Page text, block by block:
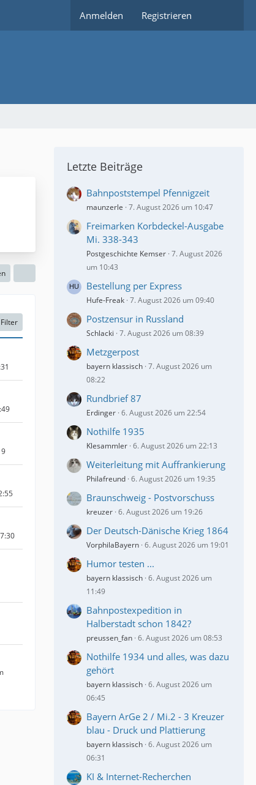
Anmelden Registrieren
Filter
Letzte Beiträge
Bahnpoststempel Pfennigzeit
maunzerle 7. August 2026 um 10:47
Freimarken Korbdeckel-Ausgabe
Mi. 338-343
Postgeschichte Kemser 7. August 2026
um 10:43
Bestellung per Express
Hufe-Freak 7. August 2026 um 09:40
Postzensur in Russland
Schlacki 7. August 2026 um 08:39
Metzgerpost
bayern klassisch 7. August 2026 um
08:22
Rundbrief 87
Erdinger 6. August 2026 um 22:54
Nothilfe 1935
Klesammler 6. August 2026 um 22:13
Weiterleitung mit Auffrankierung
Philafreund 6. August 2026 um 19:35
Braunschweig - Postvorschuss
kreuzer 6. August 2026 um 19:26
Der Deutsch-Dänische Krieg 1864
VorphilaBayern 6. August 2026 um 19:01
Humor testen ...
bayern klassisch 6. August 2026 um
11:49
Bahnpostexpedition in
Halberstadt schon 1842?
preussen_fan 6. August 2026 um 08:53
Nothilfe 1934 und alles, was dazu
gehört
bayern klassisch 6. August 2026 um
06:45
Bayern ArGe 2 / Mi.2 - 3 Kreuzer
blau - Druck und Plattierung
bayern klassisch 6. August 2026 um
06:31
KI & Internet-Recherchen